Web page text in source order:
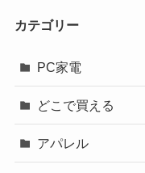
カテゴリー
PC家電
どこで買える
アパレル